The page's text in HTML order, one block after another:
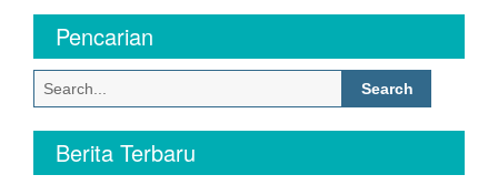
Pencarian
Search
for:
Berita Terbaru